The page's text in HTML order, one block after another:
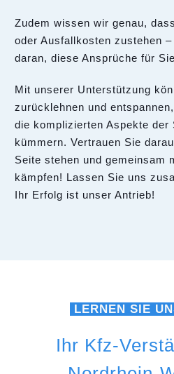
Zudem wissen wir genau,
oder Ausfallkosten zustehen
daran, diese Ansprüche für
Mit unserer Unterstützung
zurücklehnen und
die komplizierten Aspekte der
kümmern. Vertrauen Sie
Seite stehen und gemeinsam
kämpfen! Lassen Sie uns
Ihr Erfolg ist unser Antrieb!
LERNEN SIE
Ihr Kfz-